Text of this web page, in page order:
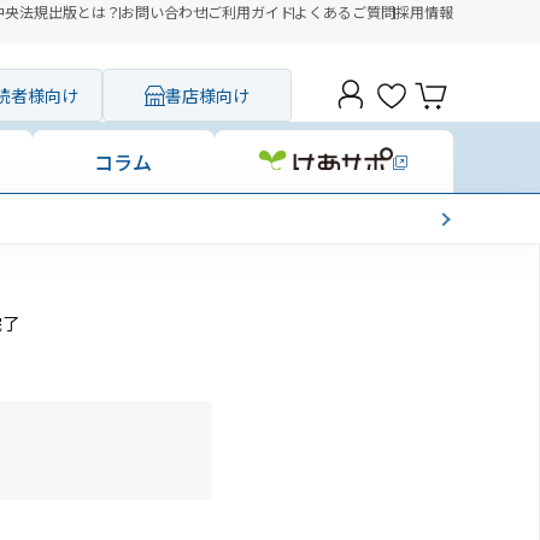
央法規出版とは？お問い合わせご利用ガイドよくあるご質問採用情報
者様向け 書店様向け
コラム